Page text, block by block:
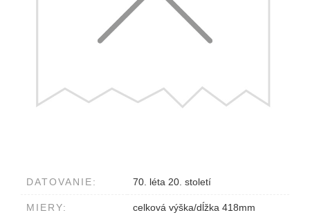
DATOVANIE: 70. léta 20. století
MIERY:
celková výška/dĺžka 418mm